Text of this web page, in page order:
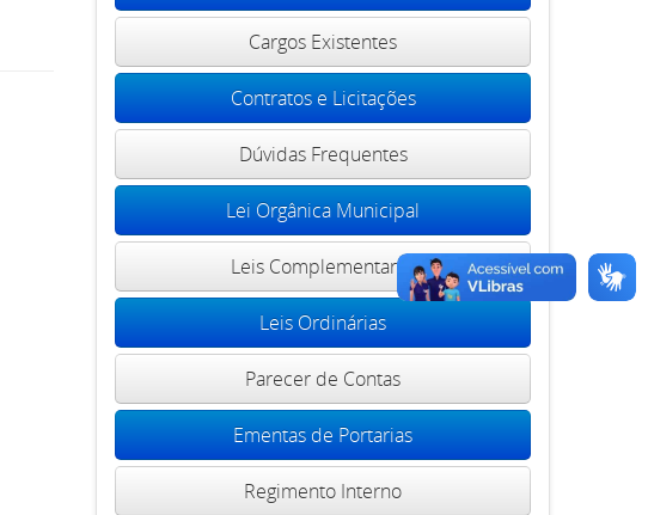
Cargos Existentes
Contratos e Licitações
Dúvidas Frequentes
Lei Orgânica Municipal
Leis Complementares
Leis Ordinárias
Parecer de Contas
Ementas de Portarias
Regimento Interno